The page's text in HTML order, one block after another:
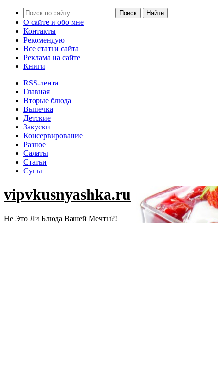
О сайте и обо мне
Контакты
Рекомендую
Все статьи сайта
Реклама на сайте
Книги
RSS-лента
Главная
Вторые блюда
Выпечка
Детские
Закуски
Консервирование
Разное
Салаты
Статьи
Супы
vipvkusnyashka.ru
Не Это Ли Блюда Вашей Мечты?!